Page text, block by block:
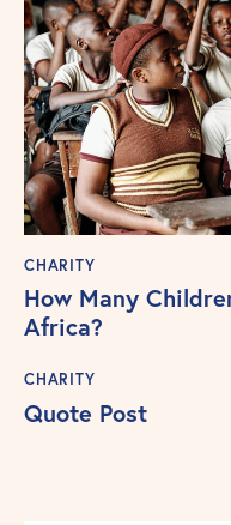
CHARITY
How Many
Africa?
CHARITY
Quote Post